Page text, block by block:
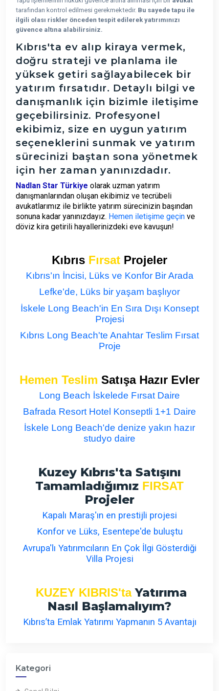
tarafından kontrol edilmesi gerekmektedir. Bu sayede tapu ile
ilgili olası riskler önceden tespit edilerek yatırımınızı
güvence altına alabilirsiniz.
Kıbrıs'ta ev alıp kiraya vermek,
doğru strateji ve planlama ile
yüksek getiri sağlayabilecek bir
yatırım fırsatıdır. Detaylı bilgi ve
danışmanlık için bizimle iletişime
geçebilirsiniz. Profesyonel
ekibimiz, size en uygun yatırım
seçeneklerini sunmak ve yatırım
sürecinizi baştan sona yönetmek
için her zaman yanınızdadır.
Nadlan Star Türkiye olarak uzman yatırım
danışmanlarından oluşan ekibimiz ve tecrübeli
avukatlarımız ile birlikte yatırım sürecinizin başından
sonuna kadar yanınızdayız. Hemen iletişime geçin ve
döviz kira getirili hayallerinizdeki eve kavuşun!
Kıbrıs Fırsat Projeler
Kıbrıs'ın İncisi, Lüks ve Konfor Bir Arada
Lefke'de, Lüks bir yaşam başlıyor
İskele Long Beach'in En Sıra Dışı Konsept
Projesi
Kıbrıs Long Beach'te Anahtar Teslim Fırsat
Proje
Hemen Teslim Satışa Hazır Evler
Long Beach İskelede Fırsat Daire
Bafrada Resort Hotel Konseptli 1+1 Daire
İskele Long Beach'de denize yakın hazır
studyo daire
Kuzey Kıbrıs'ta Satışını
Tamamladığımız FIRSAT
Projeler
Kapalı Maraş'ın en prestijli projesi
Konfor ve Lüks, Esentepe'de buluştu
Avrupa'lı Yatırımcıların En Çok İlgi Gösterdiği
Villa Projesi
KUZEY KIBRIS'taYatırıma
Nasıl Başlamalıyım?
Kıbrıs’ta Emlak Yatırımı Yapmanın 5 Avantajı
Kategori